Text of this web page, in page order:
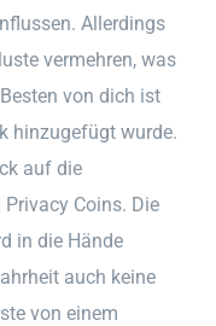
Allerdings
vermehren, was
von dich ist
hinzugefügt wurde.
auf die
Coins. Die
in die Hände
auch keine
von einem